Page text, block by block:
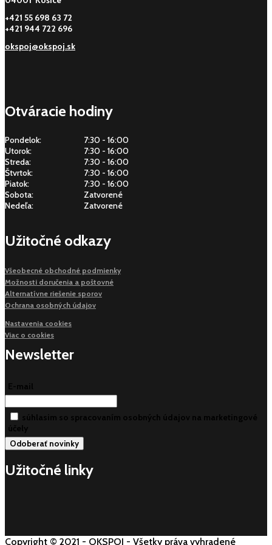
+421 55 698 63 72
+421 944 722 696
okspoj@okspoj.sk
Otváracie hodiny
Pondelok:
7:30 - 16:00
Utorok:
7:30 - 16:00
Streda:
7:30 - 16:00
Štvrtok:
7:30 - 16:00
Piatok:
7:30 - 16:00
Sobota:
Zatvorené
Nedeľa:
Zatvorené
Užitočné odkazy
Všeobecné obchodné podmienky
Možnosti doručenia a poštovné
Alternatívne riešenie sporov
Ochrana osobných údajov
Nastavenia cookies
Viac o cookies
Newsletter
E-mail
súhlasim so spracovaním osobných údajov na marketingové
účely
Užitočné linky
Copyright © 2021 - OKSPOJ - Všetky práva vyhradené